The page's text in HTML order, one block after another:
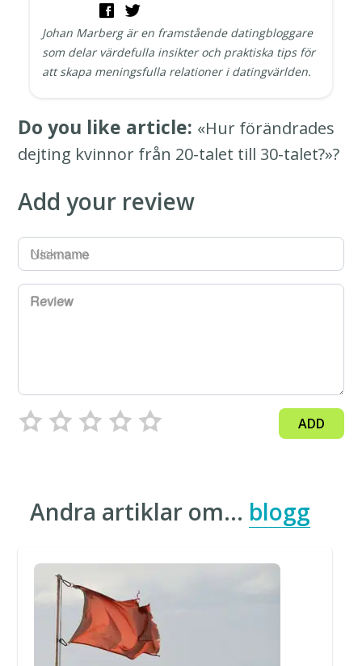
Johan Marberg är en framstående datingbloggare
som delar värdefulla insikter och praktiska tips för
att skapa meningsfulla relationer i datingvärlden.
Do you like article: «Hur förändrades
dejting kvinnor från 20-talet till 30-talet?»?
Add your review
Username
Review
ADD
Andra artiklar om… blogg